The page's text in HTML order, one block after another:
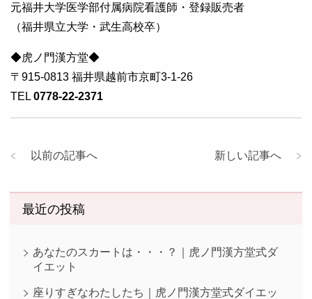
元福井大学医学部付属病院看護師・登録販売者
（福井県立大学・武生高校卒）
◆虎ノ門漢方堂◆
〒915-0813 福井県越前市京町3-1-26
TEL 0778-22-2371
新しい記事へ
以前の記事へ
最近の投稿
あなたのスカートは・・・？｜虎ノ門漢方堂式ダ
イエット
座りすぎなわたしたち｜虎ノ門漢方堂式ダイエッ